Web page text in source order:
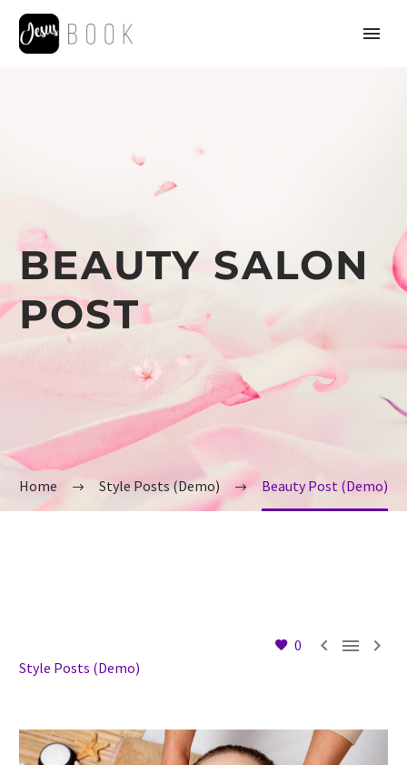
BEAUTY SALON
POST
Home Style Posts (Demo) Beauty Post (Demo)
0   
Style Posts (Demo)